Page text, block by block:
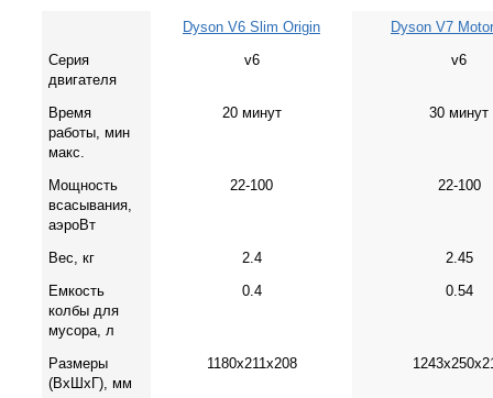
Dyson V6 Slim Origin
Dyson V7
Серия
двигателя
v6 v6
Время
работы, мин
макс.
20 минут 30 минут
Мощность
всасывания,
аэроВт
22-100 22-100
Вес, кг 2.4
2.45
Емкость
колбы для
мусора, л
0.4 0.54
Размеры
(ВхШхГ), мм
1180x211х208